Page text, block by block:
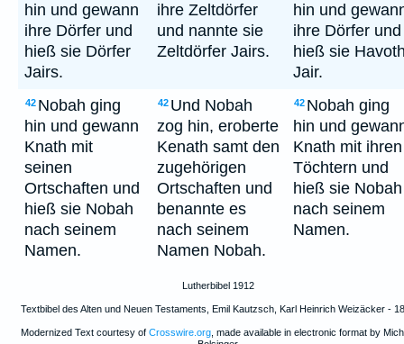
hin und gewann
ihre Dörfer und
hieß sie Dörfer
Jairs.
ihre Zeltdörfer
und nannte sie
Zeltdörfer Jairs.
hin und
ihre Dörfer und
hieß sie
Jair.
42 Nobah ging
hin und gewann
Knath mit
seinen
Ortschaften und
hieß sie Nobah
nach seinem
Namen.
42 Und Nobah
zog hin, eroberte
Kenath samt den
zugehörigen
Ortschaften und
benannte es
nach seinem
Namen Nobah.
42 Nobah ging
hin und
Knath mit ihren
Töchtern und
hieß sie Nobah
nach seinem
Namen.
Lutherbibel 1912
Textbibel des Alten und Neuen Testaments, Emil Kautzsch, Karl Heinrich Weizäcker -
Modernized Text courtesy of Crosswire.org, made available in electronic format by